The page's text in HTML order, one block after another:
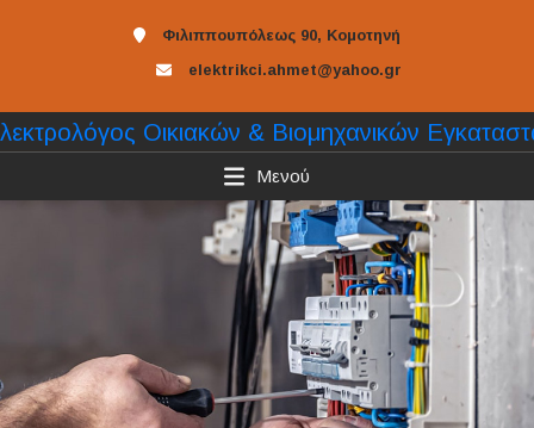
Φιλιππουπόλεως 90, Κομοτηνή
elektrikci.ahmet@yahoo.gr
Μενού